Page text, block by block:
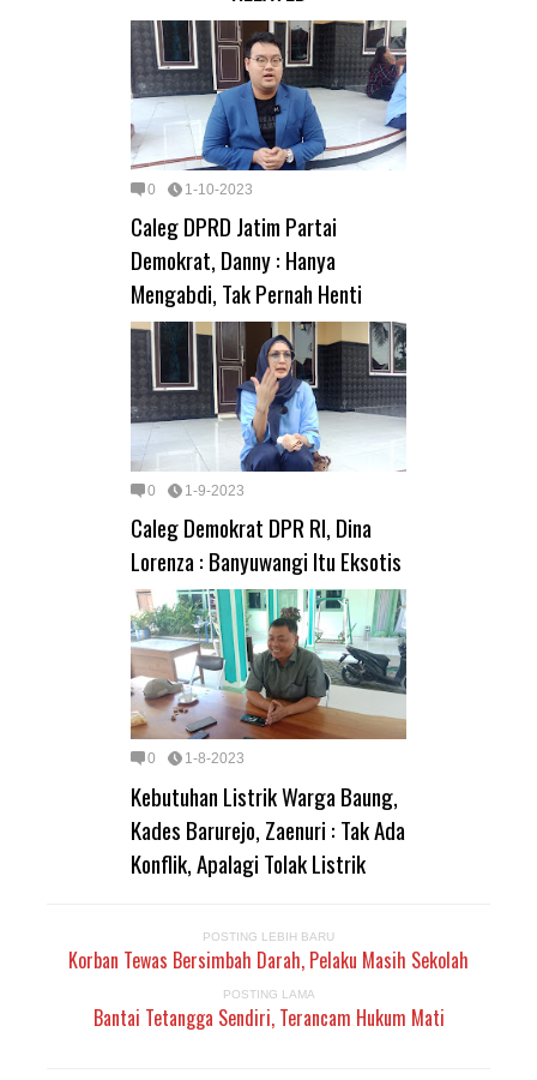
0 1-10-2023
Caleg DPRD Jatim Partai
Demokrat, Danny : Hanya
Mengabdi, Tak Pernah Henti
0 1-9-2023
Caleg Demokrat DPR RI, Dina
Lorenza : Banyuwangi Itu Eksotis
0 1-8-2023
Kebutuhan Listrik Warga Baung,
Kades Barurejo, Zaenuri : Tak Ada
Konflik, Apalagi Tolak Listrik
POSTING LEBIH BARU
Korban Tewas Bersimbah Darah, Pelaku Masih Sekolah
POSTING LAMA
Bantai Tetangga Sendiri, Terancam Hukum Mati